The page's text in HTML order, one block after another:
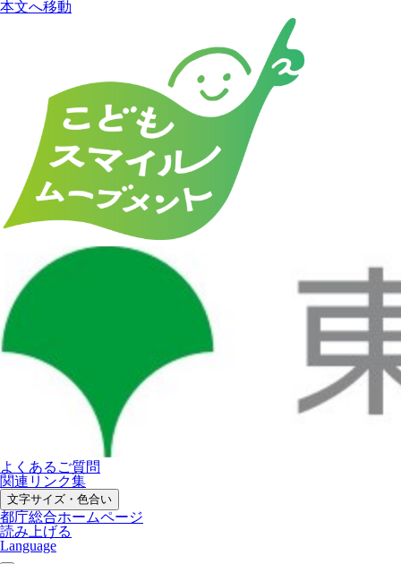
本文へ移動
よくあるご質問
関連リンク集
文字サイズ・色合い
都庁総合ホームページ
読み上げる
Language